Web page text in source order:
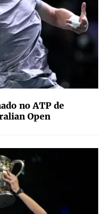
no ATP de
Open